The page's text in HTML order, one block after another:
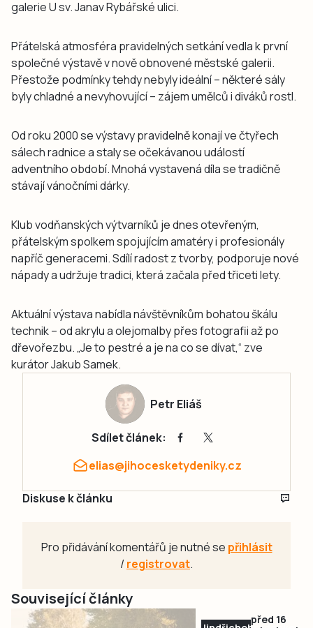
galerie U sv. Janav Rybářské ulici.
Přátelská atmosféra pravidelných setkání vedla k první
společné výstavě v nově obnovené městské galerii.
Přestože podmínky tehdy nebyly ideální – některé sály
byly chladné a nevyhovující – zájem umělců i diváků rostl.
Od roku 2000 se výstavy pravidelně konají ve čtyřech
sálech radnice a staly se očekávanou událostí
adventního období. Mnohá vystavená díla se tradičně
stávají vánočními dárky.
Klub vodňanských výtvarníků je dnes otevřeným,
přátelským spolkem spojujícím amatéry i profesionály
napříč generacemi. Sdílí radost z tvorby, podporuje nové
nápady a udržuje tradici, která začala před třiceti lety.
Aktuální výstava nabídla návštěvníkům bohatou škálu
technik – od akrylu a olejomalby přes fotografii až po
dřevořezbu. „Je to pestré a je na co se dívat,“ zve
kurátor Jakub Samek.
Petr Eliáš
Sdílet článek:
elias@jihocesketydeniky.cz
Diskuse k článku
Pro přidávání komentářů je nutné se přihlásit
/registrovat.
Související články
před 16